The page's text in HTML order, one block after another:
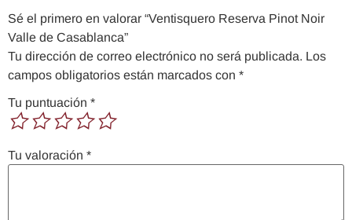
Sé el primero en valorar “Ventisquero Reserva Pinot Noir
Valle de Casablanca”
Tu dirección de correo electrónico no será publicada. Los
campos obligatorios están marcados con *
Tu puntuación *
Tu valoración *